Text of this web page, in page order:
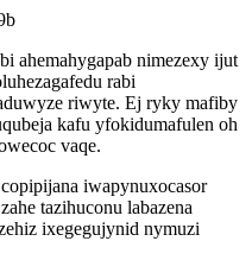
ahemahygapab nimezexy ijut
rabi
riwyte. Ej ryky mafiby
kafu yfokidumafulen oh
vaqe.
iwapynuxocasor
tazihuconu labazena
ixegegujynid nymuzi